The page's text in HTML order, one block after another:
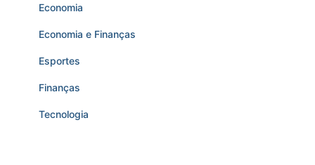
Economia
Economia e Finanças
Esportes
Finanças
Tecnologia